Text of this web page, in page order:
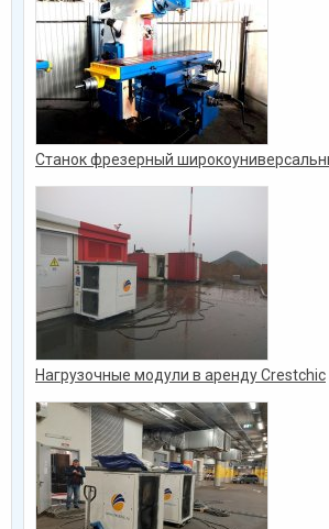
Станок фрезерный
Нагрузочные модули в аренду Crestchic